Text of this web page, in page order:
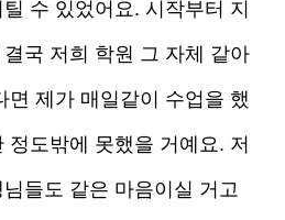
수 있었어요. 시작부터 지
국 저희 학원 그 자체 같아
면 제가 매일같이 수업을 했
정도밖에 못했을 거예요. 저
들도 같은 마음이실 거고